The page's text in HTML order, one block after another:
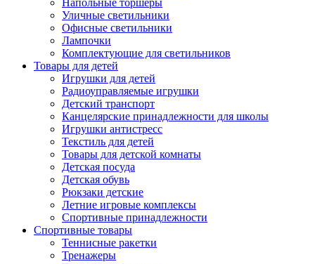
Напольные торшеры
Уличные светильники
Офисные светильники
Лампочки
Комплектующие для светильников
Товары для детей
Игрушки для детей
Радиоуправляемые игрушки
Детский транспорт
Канцелярские принадлежности для школы
Игрушки антистресс
Текстиль для детей
Товары для детской комнаты
Детская посуда
Детская обувь
Рюкзаки детские
Летние игровые комплексы
Спортивные принадлежности
Спортивные товары
Теннисные ракетки
Тренажеры